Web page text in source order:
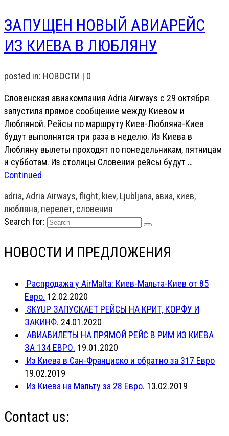
ЗАПУЩЕН НОВЫЙ АВИАРЕЙС
ИЗ КИЕВА В ЛЮБЛЯНУ
posted in: НОВОСТИ | 0
Словенская авиакомпания Adria Airways с 29 октября
запустила прямое сообщение между Киевом и
Любляной. Рейсы по маршруту Киев-Любляна-Киев
будут выполнятся три раза в неделю. Из Киева в
Любляну вылеты проходят по понедельникам, пятницам
и субботам. Из столицы Словении рейсы будут …
Continued
adria,Adria Airways,flight, kiev, Ljubljana, авиа, киев,
любляна, перелет, словения
Search for:
НОВОСТИ И ПРЕДЛОЖЕНИЯ
Распродажа у AirMalta: Киев-Мальта-Киев от 85
Евро. 12.02.2020
SKYUP ЗАПУСКАЕТ РЕЙСЫ НА КРИТ, КОРФУ И
ЗАКИНФ. 24.01.2020
АВИАБИЛЕТЫ НА ПРЯМОЙ РЕЙС В РИМ ИЗ КИЕВА
ЗА 134 ЕВРО. 19.01.2020
Из Киева в Сан-Франциско и обратно за 317 Евро
19.02.2019
Из Киева на Мальту за 28 Евро. 13.02.2019
Contact us: